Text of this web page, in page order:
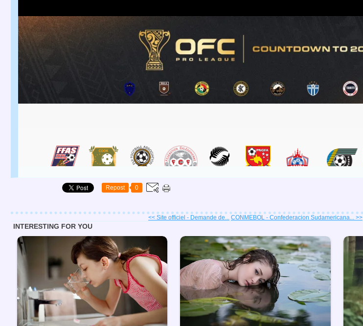
Repost 0
<< Site officiel - Demande de... CONMEBOL - Confederacion Sudamericana... >>